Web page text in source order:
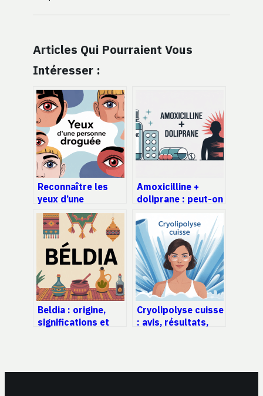
Articles Qui Pourraient Vous
Intéresser :
Reconnaître les
yeux d’une
personne droguée :
signes, risques et
réactions à
adopter
Amoxicilline +
doliprane : peut-on
les associer sans
danger ?
Beldia : origine,
significations et
Cryolipolyse cuisse
: avis, résultats,